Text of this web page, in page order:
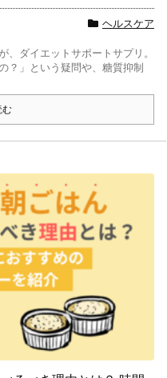
ヘルスケア
ダイエットサポートサプリ。
？」という疑問や、糖質抑制
む